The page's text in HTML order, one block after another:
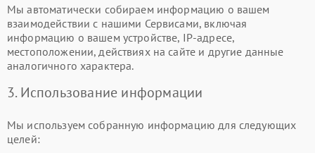
Мы автоматически собираем информацию о вашем
взаимодействии с нашими Сервисами, включая
информацию о вашем устройстве, IP-адресе,
местоположении, действиях на сайте и другие данные
аналогичного характера.
3. Использование информации
Мы используем собранную информацию для следующих
целей: